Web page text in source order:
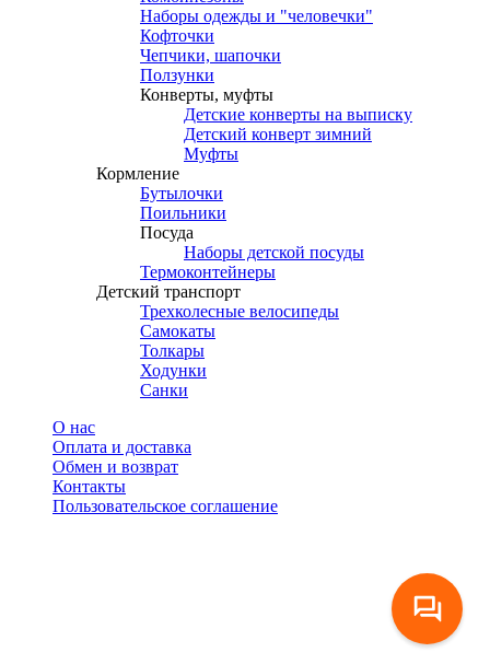
Наборы одежды и "человечки"
Кофточки
Чепчики, шапочки
Ползунки
Конверты, муфты
Детские конверты на выписку
Детский конверт зимний
Муфты
Кормление
Бутылочки
Поильники
Посуда
Наборы детской посуды
Термоконтейнеры
Детский транспорт
Трехколесные велосипеды
Самокаты
Толкары
Ходунки
Санки
О нас
Оплата и доставка
Обмен и возврат
Контакты
Пользовательское соглашение